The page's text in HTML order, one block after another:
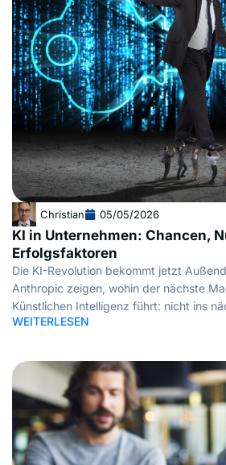
Christian 05/05/2026
KI in Unternehmen: Chancen,
Erfolgsfaktoren
Die KI-Revolution bekommt jetzt
Anthropic zeigen, wohin der nächste
Künstlichen Intelligenz führt: nicht ins
WEITERLESEN